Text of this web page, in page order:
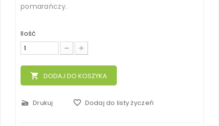
pomarańczy.
Ilość
local_grocery_store DODAJ DO KOSZYKA
scanner Drukuj favorite_border Dodaj do listy życzeń